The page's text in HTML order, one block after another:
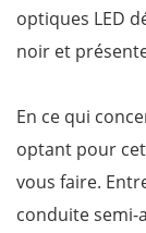
optiques LED
noir et
En ce qui
optant pour
vous faire.
conduite semi-